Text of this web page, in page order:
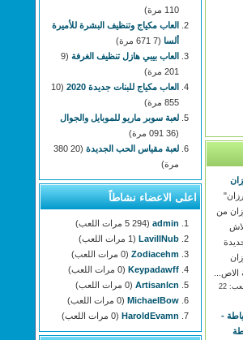
من
الاص...
(مرات اللعب: 22
-
110 مرة)
العاب مكياج وتنظيف البشرة للأميرة
ألسا (7 671 مرة)
العاب بيبي هازل تنظيف الغرفة (9
201 مرة)
العاب مكياج للبنات جديدة 2020
(10
855 مرة)
لعبة سوبر ماريو للموبايل والجوال
(36 091 مرة)
لعبة مقياس الحب الجديدة
(20 380
مرة)
اعلى الاعضاء نشاطاً
admin (5 294 مرات اللعب)
LavillNub (1 مرات اللعب)
Zodiacehm (0 مرات اللعب)
Keypadawff (0 مرات اللعب)
Artisanlcn (0 مرات اللعب)
MichaelBow (0 مرات اللعب)
HaroldEvamn (0 مرات اللعب)